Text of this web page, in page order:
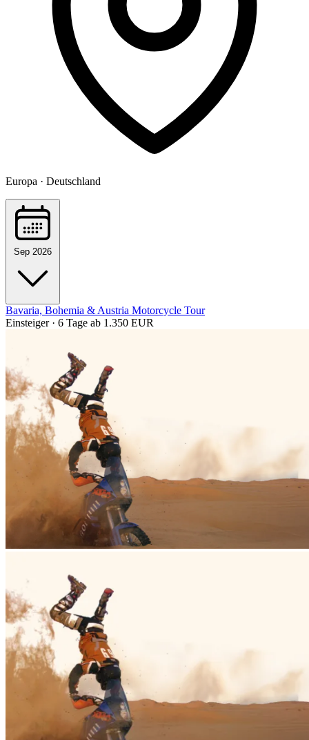
Europa · Deutschland
Sep 2026
Bavaria, Bohemia & Austria Motorcycle Tour
Einsteiger · 6 Tage ab 1.350 EUR